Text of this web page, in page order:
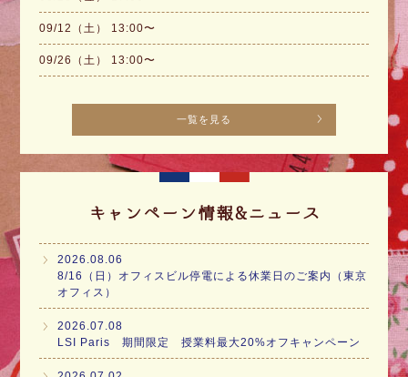
09/12（土） 13:00〜
09/26（土） 13:00〜
一覧を見る
キャンペーン情報&ニュース
2026.08.06
8/16（日）オフィスビル停電による休業日のご案内（東京
オフィス）
2026.07.08
LSI Paris 期間限定 授業料最大20%オフキャンペーン